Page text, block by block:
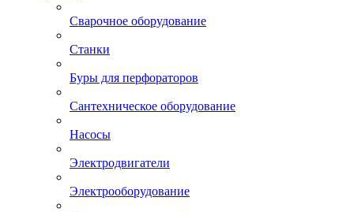
Сварочное оборудование
Станки
Буры для перфораторов
Сантехническое оборудование
Насосы
Электродвигатели
Электрооборудование